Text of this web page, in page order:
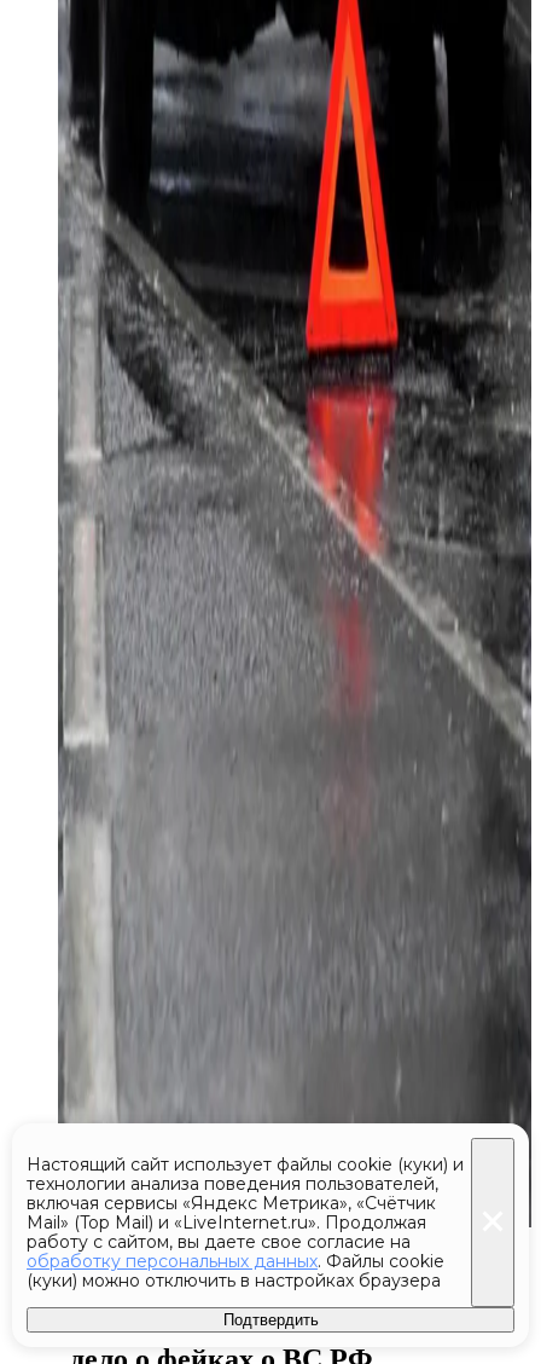
Сегодня 22:22
Против журналистки Катерины
Гордеевой* возбудили уголовное
Настоящий сайт использует файлы cookie (куки) и
технологии анализа поведения пользователей,
включая сервисы «Яндекс Метрика», «Счётчик
Mail» (Top Mail) и «LiveInternet.ru». Продолжая
работу с сайтом, вы даете свое согласие на
обработку персональных данных. Файлы cookie
(куки) можно отключить в настройках браузера
Подтвердить